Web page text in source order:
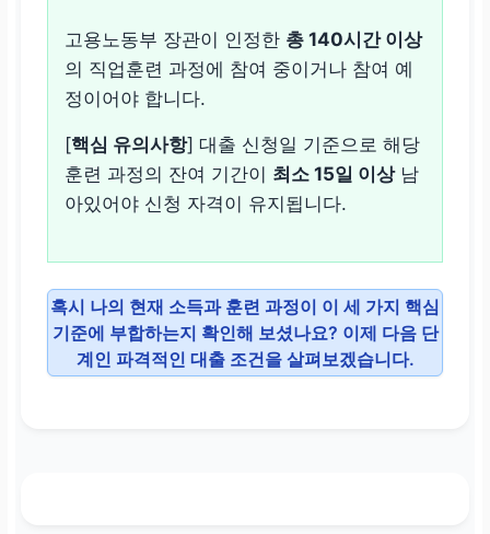
고용노동부 장관이 인정한 총 140시간 이상
의 직업훈련 과정에 참여 중이거나 참여 예
정이어야 합니다.
[핵심 유의사항] 대출 신청일 기준으로 해당
훈련 과정의 잔여 기간이 최소 15일 이상남
아있어야 신청 자격이 유지됩니다.
혹시 나의 현재 소득과 훈련 과정이 이 세 가지 핵심
기준에 부합하는지 확인해 보셨나요? 이제 다음 단
계인 파격적인 대출 조건을 살펴보겠습니다.